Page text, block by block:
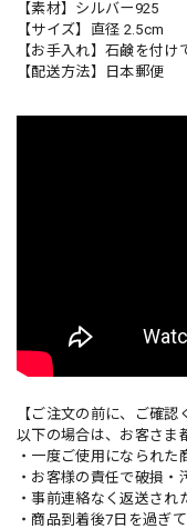
【素材】シルバー925
【サイズ】直径 2.5cm
【お手入れ】石鹸を付け
【配送方法】日本郵便
【ご注文の前に、ご確認
以下の場合は、お客さま
・一度ご使用になられ
・お客様の責任で破損・
・事前連絡なく返送され
・商品到着後7日を過ぎ